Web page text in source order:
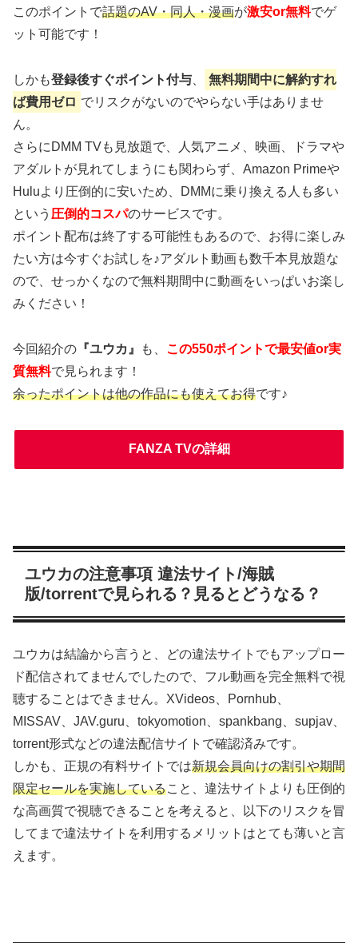
このポイントで話題のAV・同人・漫画が激安or無料でゲ
ット可能です！
しかも登録後すぐポイント付与
無料期間中に解約すれ
ば費用ゼロ でリスクがないのでやらない手はありませ
ん。
さらにDMM TVも見放題で、人気アニメ、映画、ドラマや
アダルトが見れてしまうにも関わらず、Amazon Primeや
Huluより圧倒的に安いため、DMMに乗り換える人も多い
という 圧倒的コスパのサービスです。
ポイント配布は終了する可能性もあるので、お得に楽しみ
たい方は今すぐお試しを♪アダルト動画も数千本見放題な
ので、せっかくなので無料期間中に動画をいっぱいお楽し
みください！
今回紹介の 『ユウカ』 も、 この550ポイントで最安値or実
質無料で見られます！
余ったポイントは他の作品にも使えてお得です♪
FANZA TVの詳細
ユウカの注意事項 違法サイト/海賊
版/torrentで見られる？見るとどうなる？
ユウカは結論から言うと、どの違法サイトでもアップロー
ド配信されてませんでしたので、フル動画を完全無料で視
聴することはできません。XVideos、Pornhub、
MISSAV、JAV.guru、tokyomotion、spankbang、supjav、
torrent形式などの違法配信サイトで確認済みです。
しかも、正規の有料サイトでは新規会員向けの割引や期間
限定セールを実施していること、違法サイトよりも圧倒的
な高画質で視聴できることを考えると、以下のリスクを冒
してまで違法サイトを利用するメリットはとても薄いと言
えます。